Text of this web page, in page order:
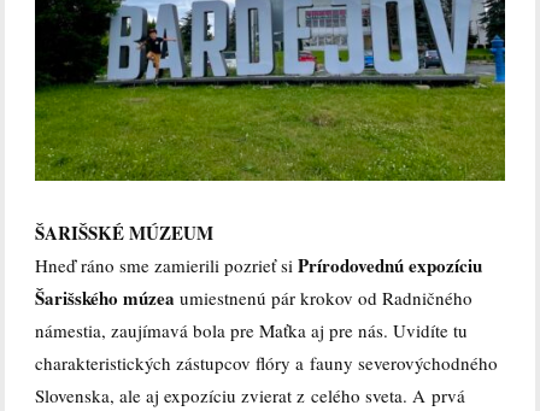
ŠARIŠSKÉ MÚZEUM
Hneď ráno sme zamierili pozrieť siPrírodovednú expozíciu
Šarišského múzea umiestnenú pár krokov od Radničného
námestia, zaujímavá bola pre Maťka aj pre nás. Uvidíte tu
charakteristických zástupcov flóry a fauny severovýchodného
Slovenska, ale aj expozíciu zvierat z celého sveta. A prvá